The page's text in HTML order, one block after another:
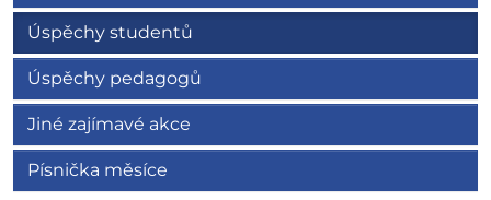
Úspěchy studentů
Úspěchy pedagogů
Jiné zajímavé akce
Písnička měsíce